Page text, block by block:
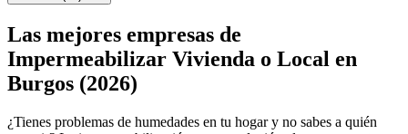
Las mejores empresas de
Impermeabilizar Vivienda o Local en
Burgos (2026)
¿Tienes problemas de humedades en tu hogar y no sabes a quién